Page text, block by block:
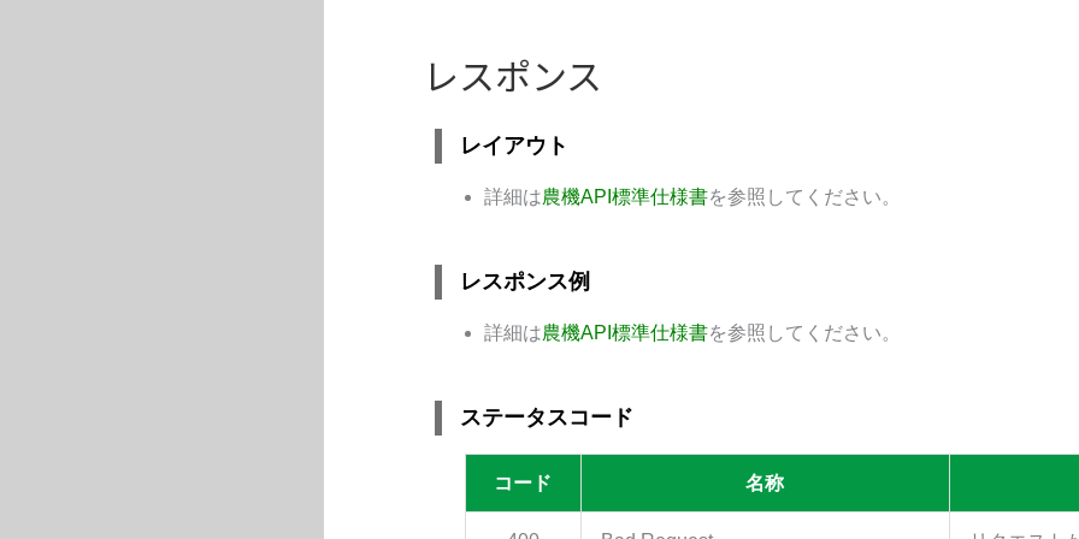
レスポンス
レイアウト
詳細は農機API標準仕様書を参照してください。
レスポンス例
詳細は農機API標準仕様書を参照してください。
ステータスコード
コード 名称